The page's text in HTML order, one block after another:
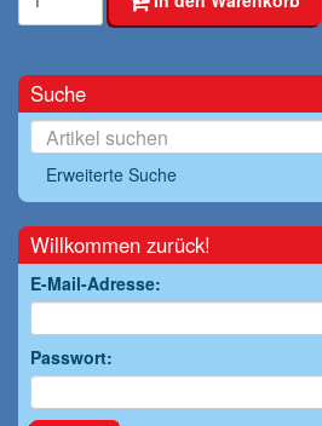
Suche
Erweiterte Suche
Willkommen zurück!
E-Mail-Adresse:
Passwort: